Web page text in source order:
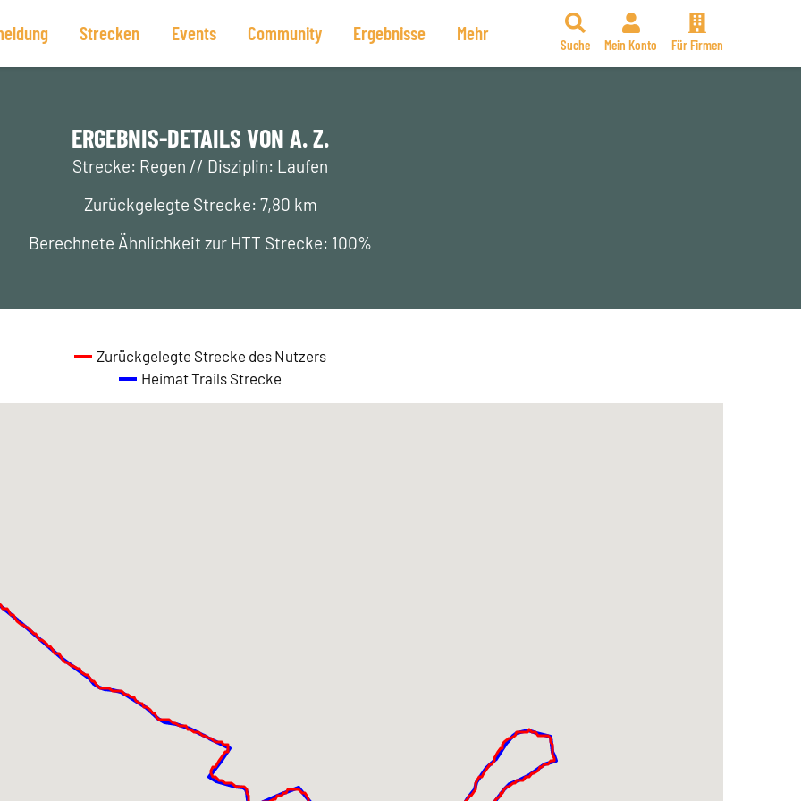
Strecken Events Community Ergebnisse Mehr
Suche Mein Konto Für Firmen
ERGEBNIS-DETAILS VON A. Z.
Strecke: Regen // Disziplin: Laufen
Zurückgelegte Strecke: 7,80 km
Berechnete Ähnlichkeit zur HTT Strecke: 100%
Zurückgelegte Strecke des Nutzers
Heimat Trails Strecke